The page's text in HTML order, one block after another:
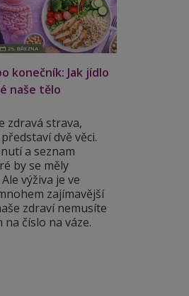
konečník: Jak jídlo
naše tělo
zdravá strava,
dvě věci.
a seznam
by se měly
výživa je ve
zajímavější
zdraví nemusíte
číslo na váze.